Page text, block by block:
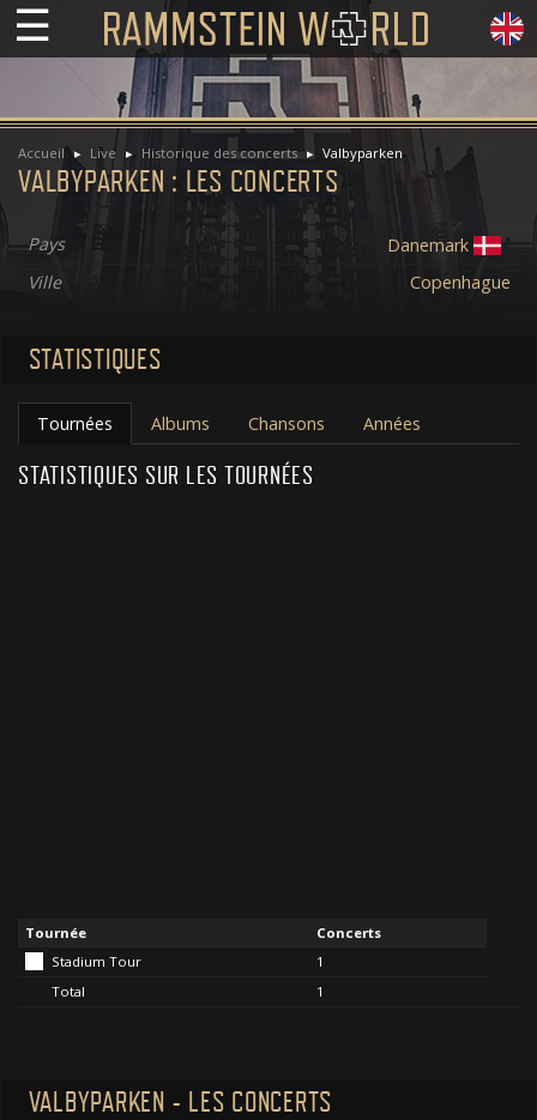
☰
Accueil Live Historique des concerts Valbyparken
VALBYPARKEN : LES CONCERTS
Pays
Danemark
Ville
Copenhague
STATISTIQUES
Tournées Albums Chansons Années
STATISTIQUES SUR LES TOURNÉES
Tournée
Concerts
Stadium Tour
1
Total
1
VALBYPARKEN - LES CONCERTS